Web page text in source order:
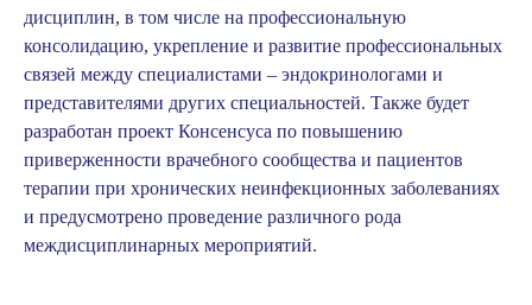
дисциплин, в том числе на профессиональную
консолидацию, укрепление и развитие профессиональных
связей между специалистами – эндокринологами и
представителями других специальностей. Также будет
разработан проект Консенсуса по повышению
приверженности врачебного сообщества и пациентов
терапии при хронических неинфекционных заболеваниях
и предусмотрено проведение различного рода
междисциплинарных мероприятий.